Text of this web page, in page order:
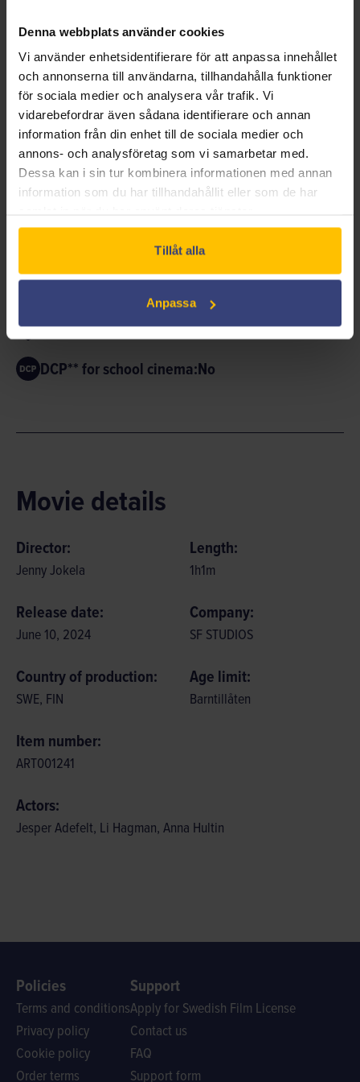
Denna webbplats använder cookies
Vi använder enhetsidentifierare för att anpassa innehållet
och annonserna till användarna, tillhandahålla funktioner
för sociala medier och analysera vår trafik. Vi
vidarebefordrar även sådana identifierare och annan
information från din enhet till de sociala medier och
annons- och analysföretag som vi samarbetar med.
Dessa kan i sin tur kombinera informationen med annan
information som du har tillhandahållit eller som de har
Tillåt alla
Anpassa
Vi får följa med Arne och hans vänner på deras äventyr
där de stöter på olika utmaningar och gör sitt bästa för
att lösa dem tillsammans. Med deras sympatiska och
unika personligheter – knasig, snäll och modig – utgör
de en perfekt grupp med vänner.
ANIMERAD BARNFILM
Included in the Swedish Film License*:Yes
DCP** for school cinema:No
Movie details
Director:
Jenny Jokela
Length:
1h1m
Release date:
June 10, 2024
Company:
SF STUDIOS
Country of production:
SWE, FIN
Age limit:
Barntillåten
Item number:
ART001241
Actors:
Jesper Adefelt, Li Hagman, Anna Hultin
Policies
Terms and conditions
Privacy policy
Cookie policy
Order terms
Support
Apply for Swedish Film License
Contact us
FAQ
Support form